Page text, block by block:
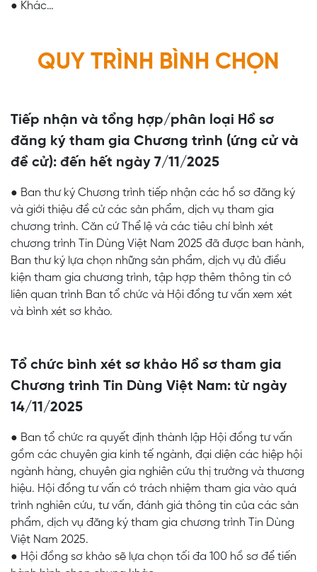
● Khác…
QUY TRÌNH BÌNH CHỌN
Tiếp nhận và tổng hợp/phân loại Hồ sơ
đăng ký tham gia Chương trình (ứng cử và
đề cử): đến hết ngày 7/11/2025
● Ban thư ký Chương trình tiếp nhận các hồ sơ đăng ký
và giới thiệu đề cử các sản phẩm, dịch vụ tham gia
chương trình. Căn cứ Thể lệ và các tiêu chí bình xét
chương trình Tin Dùng Việt Nam 2025 đã được ban hành,
Ban thư ký lựa chọn những sản phẩm, dịch vụ đủ điều
kiện tham gia chương trình, tập hợp thêm thông tin có
liên quan trình Ban tổ chức và Hội đồng tư vấn xem xét
và bình xét sơ khảo.
Tổ chức bình xét sơ khảo Hồ sơ tham gia
Chương trình Tin Dùng Việt Nam: từ ngày
14/11/2025
● Ban tổ chức ra quyết định thành lập Hội đồng tư vấn
gồm các chuyên gia kinh tế ngành, đại diện các hiệp hội
ngành hàng, chuyên gia nghiên cứu thị trường và thương
hiệu. Hội đồng tư vấn có trách nhiệm tham gia vào quá
trình nghiên cứu, tư vấn, đánh giá thông tin của các sản
phẩm, dịch vụ đăng ký tham gia chương trình Tin Dùng
Việt Nam 2025.
● Hội đồng sơ khảo sẽ lựa chọn tối đa 100 hồ sơ để tiến